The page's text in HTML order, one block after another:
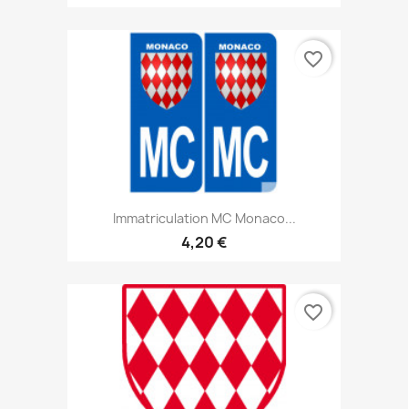
Immatriculation MC Monaco...
4,20 €
favorite_border
favorite_border